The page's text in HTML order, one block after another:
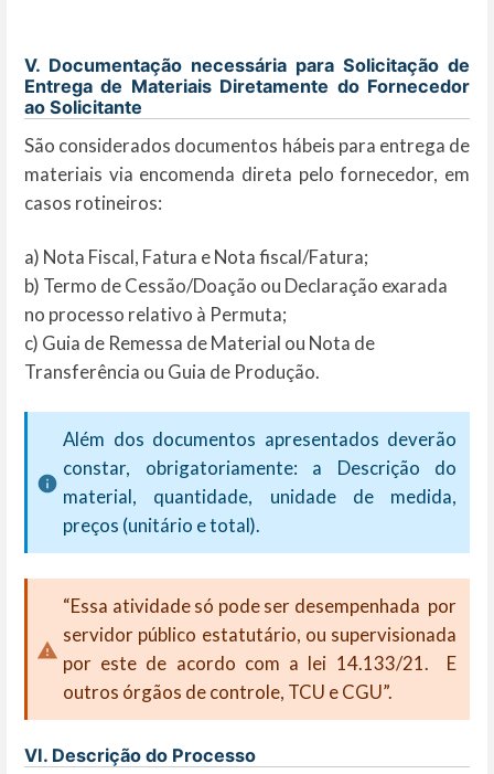
V. Documentação necessária para Solicitação de
Entrega de Materiais Diretamente do Fornecedor
ao Solicitante
São considerados documentos hábeis para entrega de
materiais via encomenda direta pelo fornecedor, em
casos rotineiros:
a) Nota Fiscal, Fatura e Nota fiscal/Fatura;
b) Termo de Cessão/Doação ou Declaração exarada
no processo relativo à Permuta;
c) Guia de Remessa de Material ou Nota de
Transferência ou Guia de Produção.
Além dos documentos apresentados deverão
constar, obrigatoriamente: a Descrição do
material, quantidade, unidade de medida,
preços (unitário e total).
“Essa atividade só pode ser desempenhada por
servidor público estatutário, ou supervisionada
por este de acordo com a lei 14.133/21. E
outros órgãos de controle, TCU e CGU”.
VI. Descrição do Processo